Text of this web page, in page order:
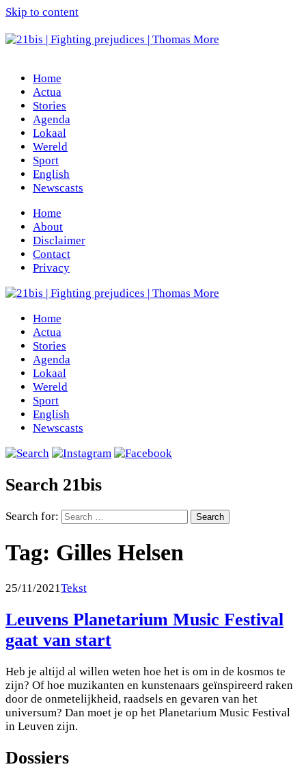
Skip to content
Home
Actua
Stories
Agenda
Lokaal
Wereld
Sport
English
Newscasts
Home
About
Disclaimer
Contact
Privacy
Home
Actua
Stories
Agenda
Lokaal
Wereld
Sport
English
Newscasts
Search 21bis
Search for:
Tag: Gilles Helsen
25/11/2021Tekst
Leuvens Planetarium Music Festival
gaat van start
Heb je altijd al willen weten hoe het is om in de kosmos te
zijn? Of hoe muzikanten en kunstenaars geïnspireerd raken
door de onmetelijkheid, raadsels en gevaren van het
universum? Dan moet je op het Planetarium Music Festival
in Leuven zijn.
Dossiers